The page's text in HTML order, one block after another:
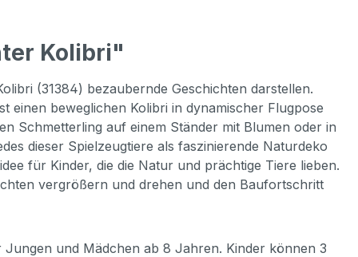
Kolibri"
(31384) bezaubernde Geschichten darstellen.
einen beweglichen Kolibri in dynamischer Flugpose
Schmetterling auf einem Ständer mit Blumen oder in
dieser Spielzeugtiere als faszinierende Naturdeko
für Kinder, die die Natur und prächtige Tiere lieben.
vergrößern und drehen und den Baufortschritt
Jungen und Mädchen ab 8 Jahren. Kinder können 3